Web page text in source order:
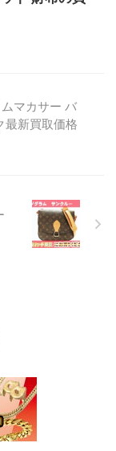
マカサー バ
最新買取価格